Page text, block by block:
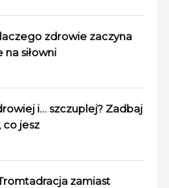
zdrowie zaczyna
na siłowni
i… szczuplej? Zadbaj
co jesz
zamiast